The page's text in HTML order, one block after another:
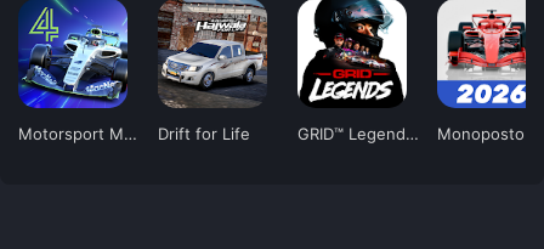
Motorsport Manager 4 Drift for Life GRID™ Legends: Deluxe Edition Monoposto